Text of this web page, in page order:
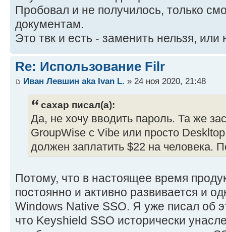
Пробовал и не получилось, только
документам.
Это твк и есть - заменить нельзя, или
Re: Использование Filr
Иван Левшин aka Ivan L. » 24 ноя 2020, 21:48
caxap писал(а):
Да, не хочу вводить пароль. Та же
GroupWise с Vibe или просто
должен заплатить $22 на человека.
Потому, что в настоящее время
постоянно и активно развивается и
Windows Native SSO. Я уже писал об
что Keyshield SSO исторически